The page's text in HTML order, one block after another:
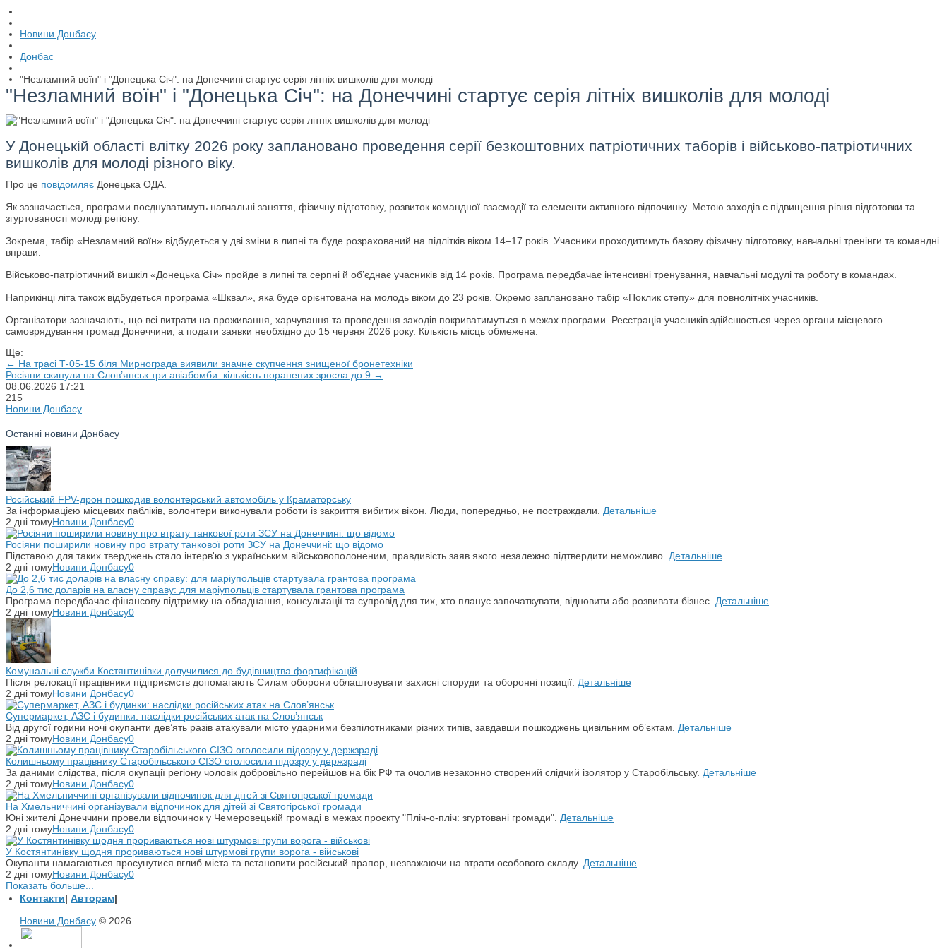
Новини Донбасу
Донбас
"Незламний воїн" і "Донецька Січ": на Донеччині стартує серія літніх вишколів для молоді
"Незламний воїн" і "Донецька Січ": на Донеччині стартує серія літніх вишколів для молоді
У Донецькій області влітку 2026 року заплановано проведення серії безкоштовних патріотичних таборів і військово-патріотичних
вишколів для молоді різного віку.
Про це повідомляє Донецька ОДА.
Як зазначається, програми поєднуватимуть навчальні заняття, фізичну підготовку, розвиток командної взаємодії та елементи активного відпочинку. Метою заходів є підвищення рівня підготовки та
згуртованості молоді регіону.
Зокрема, табір «Незламний воїн» відбудеться у дві зміни в липні та буде розрахований на підлітків віком 14–17 років. Учасники проходитимуть базову фізичну підготовку, навчальні тренінги та командні
вправи.
Військово-патріотичний вишкіл «Донецька Січ» пройде в липні та серпні й об’єднає учасників від 14 років. Програма передбачає інтенсивні тренування, навчальні модулі та роботу в командах.
Наприкінці літа також відбудеться програма «Шквал», яка буде орієнтована на молодь віком до 23 років. Окремо заплановано табір «Поклик степу» для повнолітніх учасників.
Організатори зазначають, що всі витрати на проживання, харчування та проведення заходів покриватимуться в межах програми. Реєстрація учасників здійснюється через органи місцевого
самоврядування громад Донеччини, а подати заявки необхідно до 15 червня 2026 року. Кількість місць обмежена.
Ще:
← На трасі Т-05-15 біля Мирнограда виявили значне скупчення знищеної бронетехніки
Росіяни скинули на Слов’янськ три авіабомби: кількість поранених зросла до 9 →
08.06.2026 17:21
215
Новини Донбасу
Останні новини Донбасу
Російський FPV-дрон пошкодив волонтерський автомобіль у Краматорську
За інформацією місцевих пабліків, волонтери виконували роботи із закриття вибитих вікон. Люди, попередньо, не постраждали. Детальніше
2 дні томуНовини Донбасу0
Росіяни поширили новину про втрату танкової роти ЗСУ на Донеччині: що відомо
Підставою для таких тверджень стало інтерв'ю з українським військовополоненим, правдивість заяв якого незалежно підтвердити неможливо. Детальніше
2 дні томуНовини Донбасу0
До 2,6 тис доларів на власну справу: для маріупольців стартувала грантова програма
Програма передбачає фінансову підтримку на обладнання, консультації та супровід для тих, хто планує започаткувати, відновити або розвивати бізнес. Детальніше
2 дні томуНовини Донбасу0
Комунальні служби Костянтинівки долучилися до будівництва фортифікацій
Після релокації працівники підприємств допомагають Силам оборони облаштовувати захисні споруди та оборонні позиції. Детальніше
2 дні томуНовини Донбасу0
Супермаркет, АЗС і будинки: наслідки російських атак на Слов’янськ
Від другої години ночі окупанти дев’ять разів атакували місто ударними безпілотниками різних типів, завдавши пошкоджень цивільним об’єктам. Детальніше
2 дні томуНовини Донбасу0
Колишньому працівнику Старобільського СІЗО оголосили підозру у держзраді
За даними слідства, після окупації регіону чоловік добровільно перейшов на бік РФ та очолив незаконно створений слідчий ізолятор у Старобільську. Детальніше
2 дні томуНовини Донбасу0
На Хмельниччині організували відпочинок для дітей зі Святогірської громади
Юні жителі Донеччини провели відпочинок у Чемеровецькій громаді в межах проєкту "Пліч-о-пліч: згуртовані громади". Детальніше
2 дні томуНовини Донбасу0
У Костянтинівку щодня прориваються нові штурмові групи ворога - військові
Окупанти намагаються просунутися вглиб міста та встановити російський прапор, незважаючи на втрати особового складу. Детальніше
2 дні томуНовини Донбасу0
Показать больше...
Контакти| Авторам|
Новини Донбасу © 2026